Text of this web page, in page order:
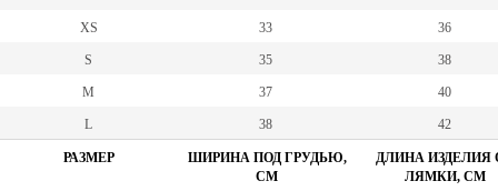
XS 33 36
S 35 38
M 37 40
L 38 42
РАЗМЕР
ШИРИНА ПОД ГРУДЬЮ,
СМ
ДЛИНА ИЗДЕЛИЯ
ЛЯМКИ, СМ